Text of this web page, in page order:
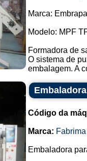
Marca:
Modelo: MPF
Formadora de
O sistema de
embalagem. A
Código da
Marca: Fabrima
Embaladora